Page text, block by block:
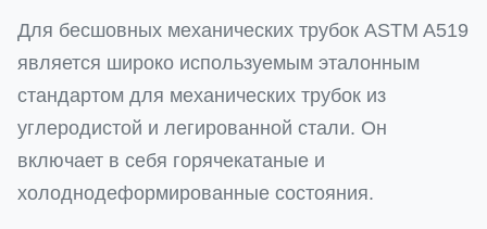
Для бесшовных механических трубок ASTM A519
является широко используемым эталонным
стандартом для механических трубок из
углеродистой и легированной стали. Он
включает в себя горячекатаные и
холоднодеформированные состояния.